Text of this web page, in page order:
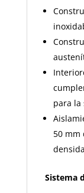
para la
50 mm
Sistema